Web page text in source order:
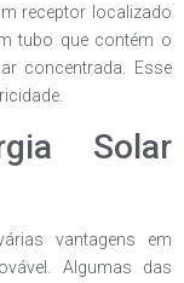
receptor localizado
tubo que contém o
concentrada. Esse
Solar
vantagens em
Algumas das